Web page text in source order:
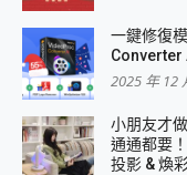
一鍵修復
Converter
2025 年 12
小朋友才
通通都要
投影 & 煥